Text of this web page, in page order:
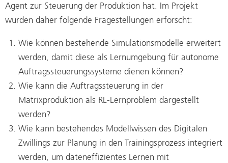
Agent zur Steuerung der Produktion hat. Im Projekt
wurden daher folgende Fragestellungen erforscht:
Wie können bestehende Simulationsmodelle erweitert
werden, damit diese als Lernumgebung für autonome
Auftragssteuerungssysteme dienen können?
Wie kann die Auftragssteuerung in der
Matrixproduktion als RL-Lernproblem dargestellt
werden?
Wie kann bestehendes Modellwissen des Digitalen
Zwillings zur Planung in den Trainingsprozess integriert
werden, um dateneffizientes Lernen mit